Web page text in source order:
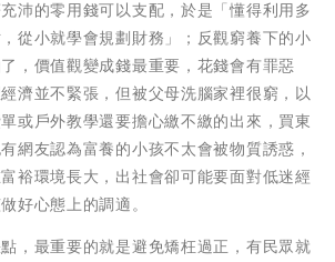
沛的零用錢可以支配，於是「懂得利用多
從小就學會規劃財務」；反觀窮養下的小
，價值觀變成錢最重要，花錢會有罪惡
濟並不緊張，但被父母洗腦家裡很窮，以
或戶外教學還要擔心繳不繳的出來，買東
網友認為富養的小孩不太會被物質誘惑，
裕環境長大，出社會卻可能要面對低迷經
好心態上的調適。
，最重要的就是避免矯枉過正，有民眾就